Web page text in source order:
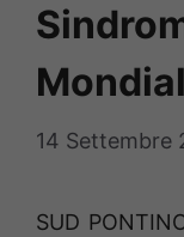
14 Settembre
SUD